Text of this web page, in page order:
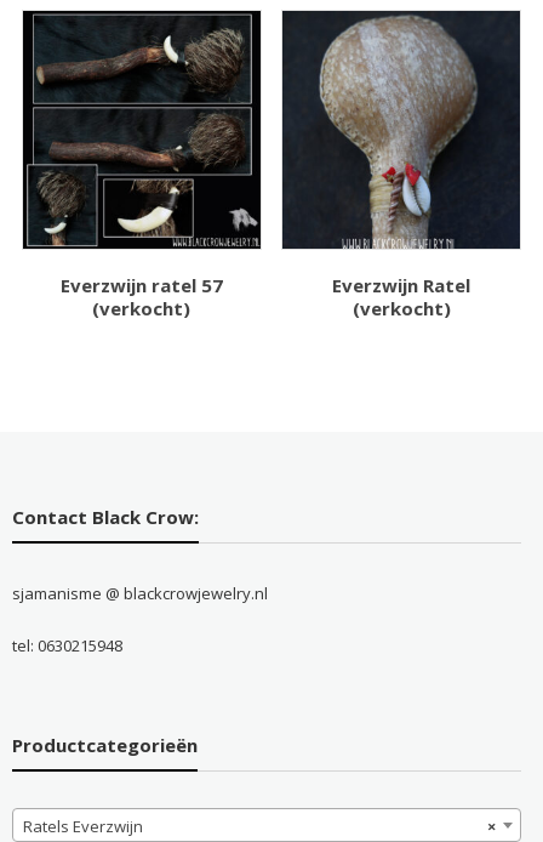
Everzwijn ratel 57
(verkocht)
Everzwijn Ratel
(verkocht)
Contact Black Crow:
sjamanisme @ blackcrowjewelry.nl
tel: 0630215948
Productcategorieën
×
Ratels Everzwijn